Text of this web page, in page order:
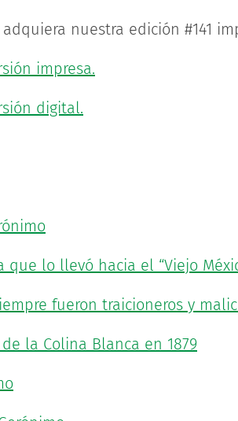
nuestra edición #141
impresa.
digital.
lo llevó hacia el “Viejo
fueron traicioneros y
la Colina Blanca en 1879